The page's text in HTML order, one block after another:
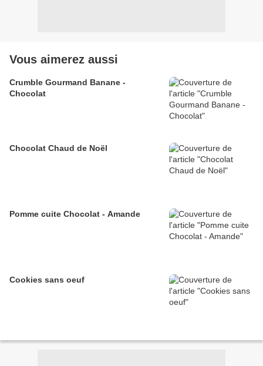
Vous aimerez aussi
Crumble Gourmand Banane -
Chocolat
Chocolat Chaud de Noël
Pomme cuite Chocolat - Amande
Cookies sans oeuf